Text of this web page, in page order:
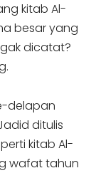
kitab Al-
besar yang
gak dicatat?
delapan
ditulis
kitab Al-
wafat tahun